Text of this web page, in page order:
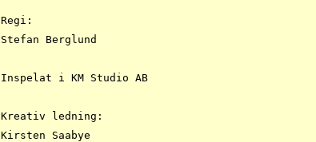
Regi:
Stefan Berglund
Inspelat i KM Studio AB
Kreativ ledning:
Kirsten Saabye